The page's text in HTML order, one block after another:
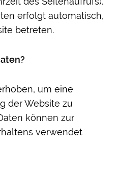
erfolgt automatisch,
betreten.
um eine
der Website zu
können zur
verwendet